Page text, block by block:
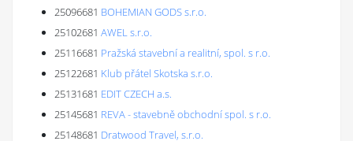
25096681 BOHEMIAN GODS s.r.o.
25102681 AWEL s.r.o.
25116681 Pražská stavební a realitní, spol. s r.o.
25122681 Klub přátel Skotska s.r.o.
25131681 EDIT CZECH a.s.
25145681 REVA - stavebně obchodní spol. s r.o.
25148681 Dratwood Travel, s.r.o.